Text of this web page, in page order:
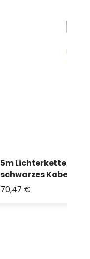
5m Lichterkette, 8
schwarzes Kabel,
70,47 €